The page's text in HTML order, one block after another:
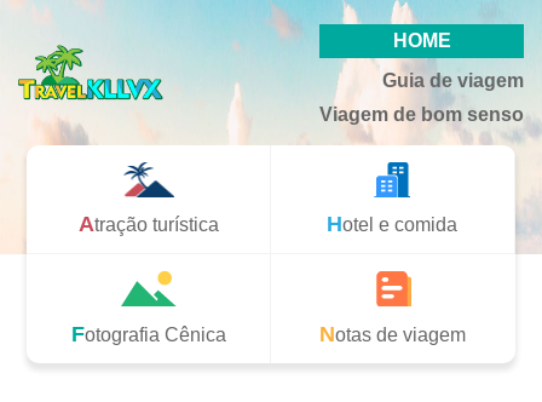
HOME
Guia de viagem
Viagem de bom senso
Atração turística Hotel e comida
Fotografia Cênica Notas de viagem